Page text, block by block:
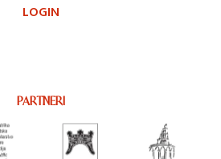
LOGIN
PARTNERI